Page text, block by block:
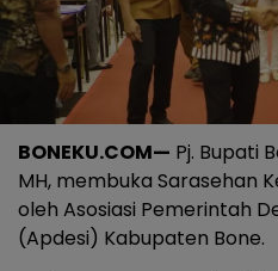
BONEKU.COM— Pj. Bupati
MH, membuka Sarasehan
oleh Asosiasi Pemerintah
(Apdesi) Kabupaten Bone.